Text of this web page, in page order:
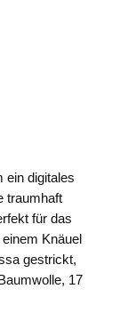
ein digitales
traumhaft
für das
Knäuel
gestrickt,
17